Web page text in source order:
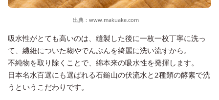
出典： www.makuake.com
吸水性がとても高いのは、縫製した後に一枚一枚丁寧に洗っ
て、繊維についた糊やでんぷんを綺麗に洗い流すから。
不純物を取り除くことで、綿本来の吸水性を発揮します。
日本名水百選にも選ばれる石鎚山の伏流水と2種類の酵素で洗
うというこだわりです。